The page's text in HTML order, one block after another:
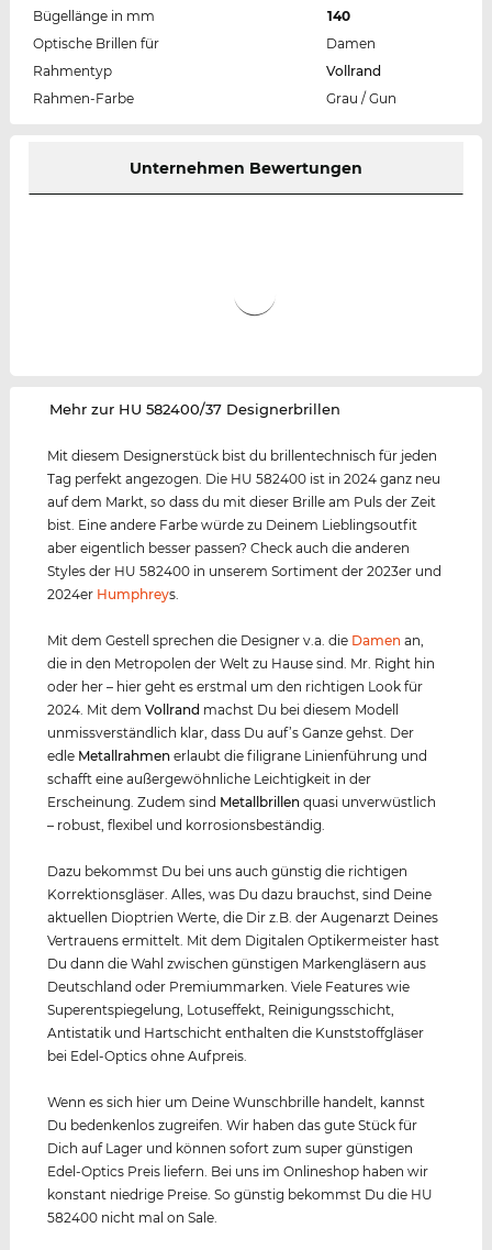
Bügellänge in mm
140
Optische Brillen für
Damen
Rahmentyp
Vollrand
Rahmen-Farbe
Grau / Gun
Unternehmen Bewertungen
‌Mehr zur HU 582400/37 Designerbrillen
Mit diesem Designerstück bist du brillentechnisch für jeden
Tag perfekt angezogen. Die HU 582400 ist in 2024 ganz neu
auf dem Markt, so dass du mit dieser Brille am Puls der Zeit
bist. Eine andere Farbe würde zu Deinem Lieblingsoutfit
aber eigentlich besser passen? Check auch die anderen
Styles der HU 582400 in unserem Sortiment der 2023er und
2024er Humphreys.
Mit dem Gestell sprechen die Designer v.a. die Damen an,
die in den Metropolen der Welt zu Hause sind. Mr. Right hin
oder her – hier geht es erstmal um den richtigen Look für
2024. Mit demVollrand machst Du bei diesem Modell
unmissverständlich klar, dass Du auf’s Ganze gehst. Der
edle Metall rahmen erlaubt die filigrane Linienführung und
schafft eine außergewöhnliche Leichtigkeit in der
Erscheinung. Zudem sind Metall brillen quasi unverwüstlich
– robust, flexibel und korrosionsbeständig.
Dazu bekommst Du bei uns auch günstig die richtigen
Korrektionsgläser. Alles, was Du dazu brauchst, sind Deine
aktuellen Dioptrien Werte, die Dir z.B. der Augenarzt Deines
Vertrauens ermittelt. Mit dem Digitalen Optikermeister hast
Du dann die Wahl zwischen günstigen Markengläsern aus
Deutschland oder Premiummarken. Viele Features wie
Superentspiegelung, Lotuseffekt, Reinigungsschicht,
Antistatik und Hartschicht enthalten die Kunststoffgläser
bei Edel-Optics ohne Aufpreis.
Wenn es sich hier um Deine Wunschbrille handelt, kannst
Du bedenkenlos zugreifen. Wir haben das gute Stück für
Dich auf Lager und können sofort zum super günstigen
Edel-Optics Preis liefern. Bei uns im Onlineshop haben wir
konstant niedrige Preise. So günstig bekommst Du die HU
582400 nicht mal on Sale.